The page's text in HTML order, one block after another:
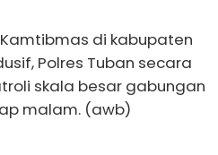
di kabupaten
Polres Tuban secara
skala besar gabungan
malam. (awb)